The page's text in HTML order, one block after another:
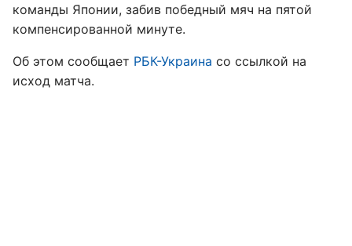
команды Японии, забив победный мяч на пятой
компенсированной минуте.
Об этом сообщает РБК-Украина со ссылкой на
исход матча.